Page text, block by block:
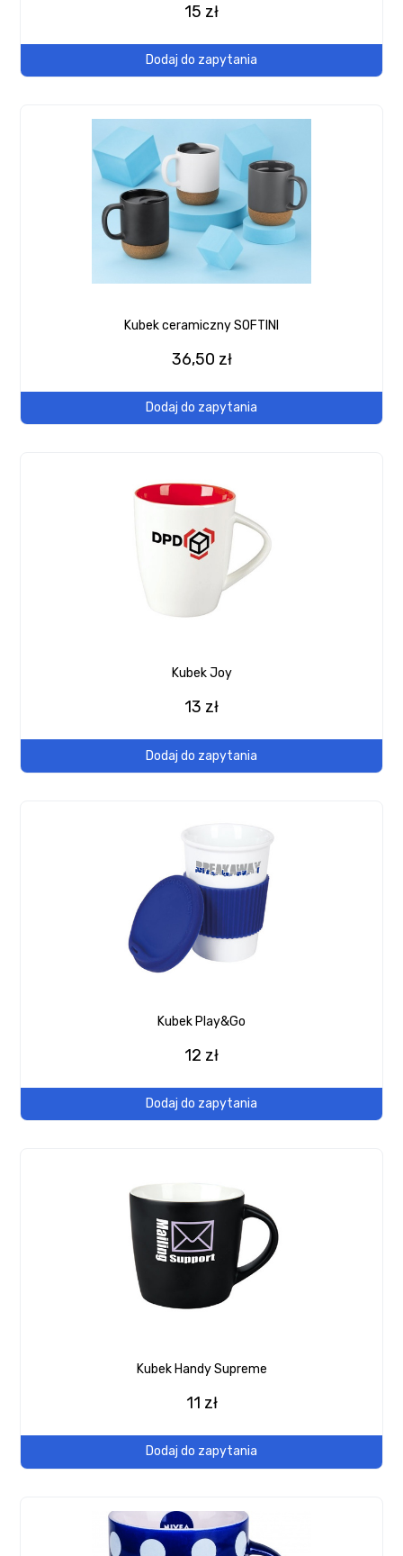
15 zł
Dodaj do zapytania
Kubek ceramiczny SOFTINI
36,50 zł
Dodaj do zapytania
Kubek Joy
13 zł
Dodaj do zapytania
Kubek Play&Go
12 zł
Dodaj do zapytania
Kubek Handy Supreme
11 zł
Dodaj do zapytania